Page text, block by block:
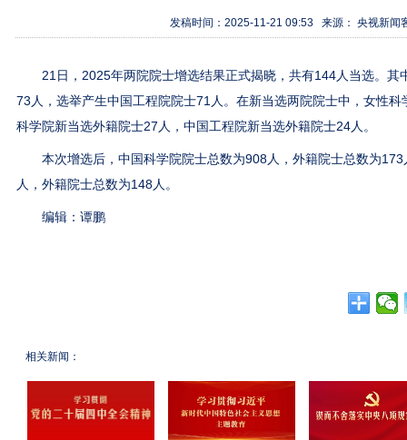
发稿时间：2025-11-21 09:53 来源： 央视新闻
21日，2025年两院院士增选结果正式揭晓，共有144人当选。其
73人，选举产生中国工程院院士71人。在新当选两院院士中，女性
科学院新当选外籍院士27人，中国工程院新当选外籍院士24人。
本次增选后，中国科学院院士总数为908人，外籍院士总数为173
人，外籍院士总数为148人。
编辑：谭鹏
相关新闻：